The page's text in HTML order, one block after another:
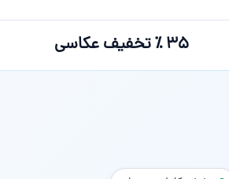
۳۵ ٪ تخفیف عکاسی